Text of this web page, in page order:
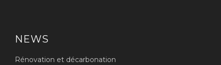
NEWS
Rénovation et décarbonation